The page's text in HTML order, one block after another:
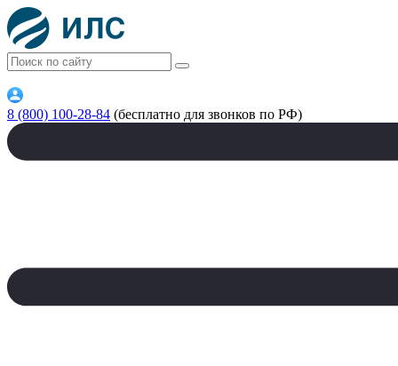
8 (800) 100-28-84 (бесплатно для звонков по РФ)